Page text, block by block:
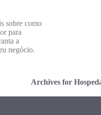
sobre como
para
a
negócio.
Archives for